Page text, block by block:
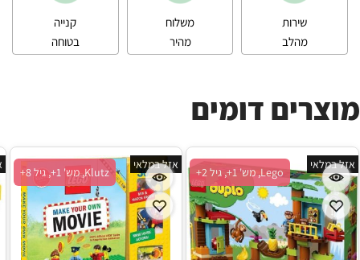
שירות
מהלב
משלוח
מהיר
קנייה
בטוחה
מוצרים דומים
Klutz, מש' 1+, גיל 8+
אזל במלאי
Lego, מש' 1+, גיל 2+
אזל במלאי